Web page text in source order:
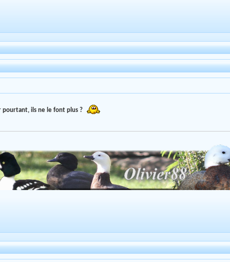
pourtant, ils ne le font plus ?